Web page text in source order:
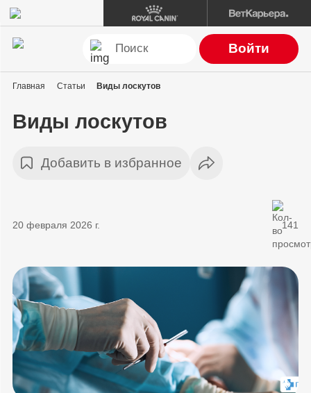
Войти
Главная Статьи Виды лоскутов
Виды лоскутов
Добавить в избранное
20 февраля 2026 г. 141